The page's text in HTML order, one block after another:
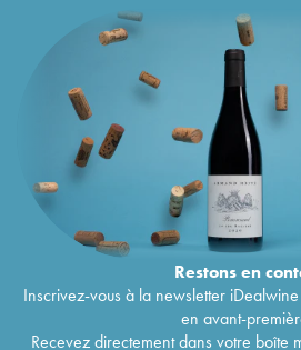
Restons en
Inscrivez-vous à la newsletter
en avant-
Recevez directement dans votre boîte